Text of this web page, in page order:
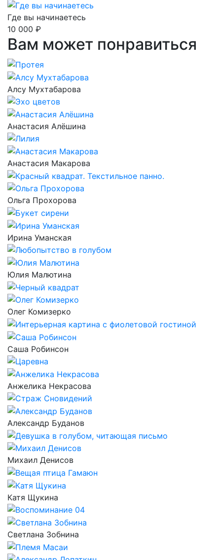
Где вы начинаетесь
10 000 ₽
Вам может понравиться
Алсу Мухтабарова
Анастасия Алёшина
Анастасия Макарова
Ольга Прохорова
Ирина Уманская
Юлия Малютина
Олег Комизерко
Саша Робинсон
Анжелика Некрасова
Александр Буданов
Михаил Денисов
Катя Щукина
Светлана Зобнина